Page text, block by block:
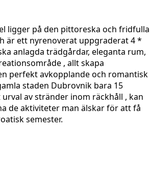
ligger på den pittoreska och fridfulla
är ett nyrenoverat uppgraderat 4 *
anlagda trädgårdar, eleganta rum,
, allt skapa
perfekt avkopplande och romantisk
staden Dubrovnik bara 15
av stränder inom räckhåll , kan
de aktiviteter man älskar för att få
semester.